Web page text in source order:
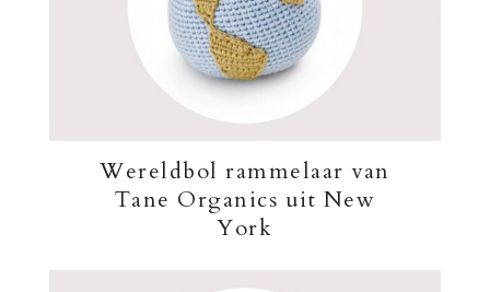
Wereldbol rammelaar van
Tane Organics uit New
York